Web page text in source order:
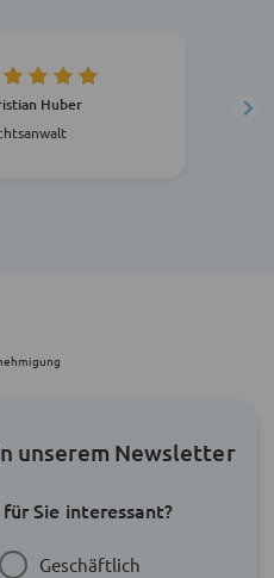
Huber
unserem Newsletter
Sie interessant?
Geschäftlich